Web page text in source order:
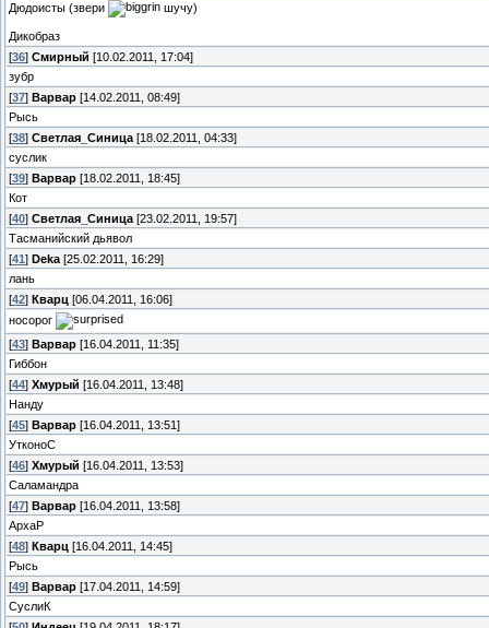
Дюдоисты (звери
шучу)
Дикобраз
[36] Смирный [10.02.2011, 17:04]
зубр
[37] Варвар [14.02.2011, 08:49]
Рысь
[38] Светлая_Синица [18.02.2011, 04:33]
суслик
[39] Варвар [18.02.2011, 18:45]
Кот
[40] Светлая_Синица [23.02.2011, 19:57]
Тасманийский дьявол
[41 ] Deka [25.02.2011, 16:29]
лань
[42] Кварц [06.04.2011, 16:06]
носорог
[43] Варвар [16.04.2011, 11:35]
Гиббон
[44] Хмурый [16.04.2011, 13:48]
Нанду
[45] Варвар [16.04.2011, 13:51]
УтконоС
[46] Хмурый [16.04.2011, 13:53]
Саламандра
[47] Варвар [16.04.2011, 13:58]
АрхаР
[48] Кварц [16.04.2011, 14:45]
Рысь
[49] Варвар [17.04.2011, 14:59]
СуслиК